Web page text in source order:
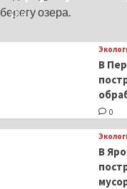
берегу озера.
0
В
0
В